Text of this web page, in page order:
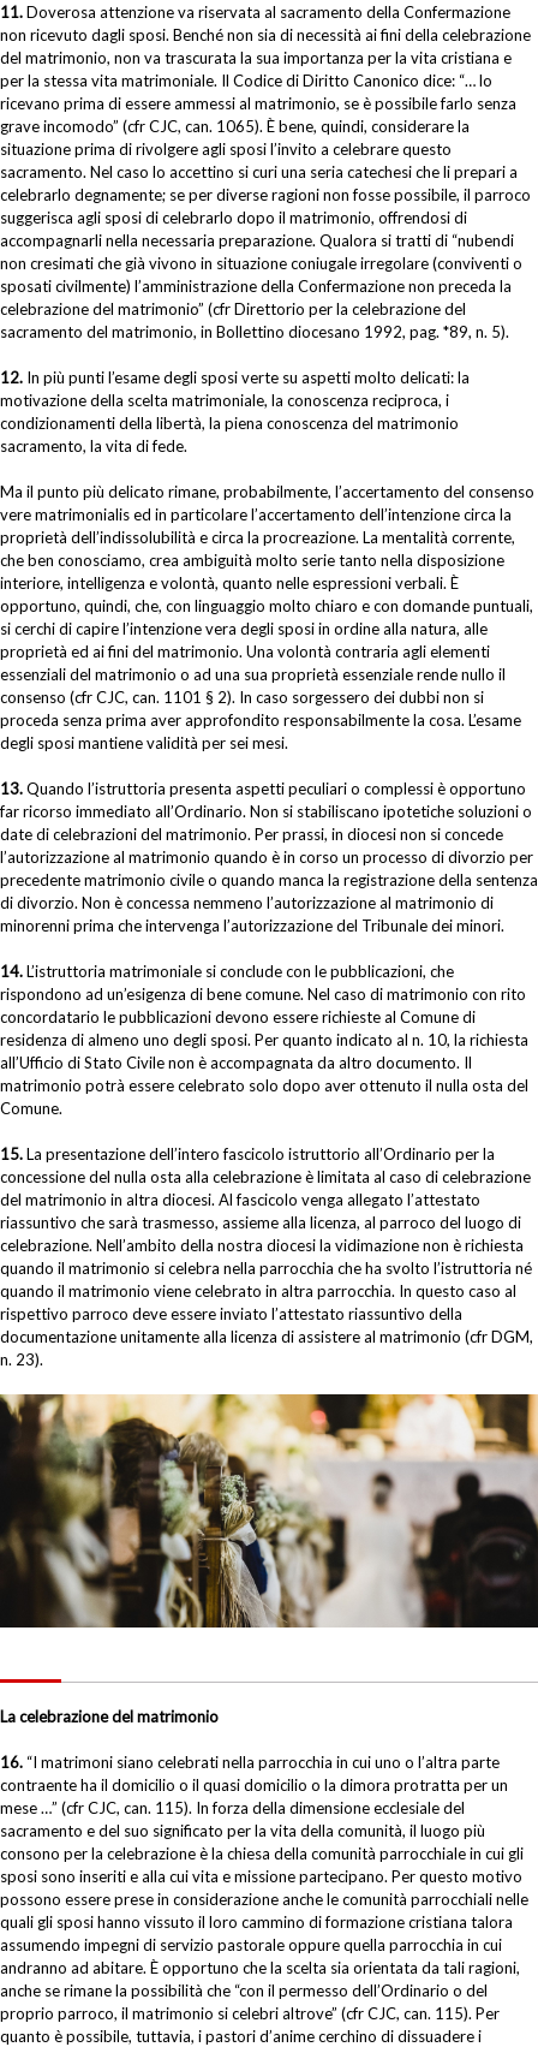
11.Doverosa attenzione va riservata al sacramento della Confermazione
non ricevuto dagli sposi. Benché non sia di necessità ai fini della celebrazione
del matrimonio, non va trascurata la sua importanza per la vita cristiana e
per la stessa vita matrimoniale. Il Codice di Diritto Canonico dice: “… lo
ricevano prima di essere ammessi al matrimonio, se è possibile farlo senza
grave incomodo” (cfr CJC, can. 1065). È bene, quindi, considerare la
situazione prima di rivolgere agli sposi l’invito a celebrare questo
sacramento. Nel caso lo accettino si curi una seria catechesi che li prepari a
celebrarlo degnamente; se per diverse ragioni non fosse possibile, il parroco
suggerisca agli sposi di celebrarlo dopo il matrimonio, offrendosi di
accompagnarli nella necessaria preparazione. Qualora si tratti di “nubendi
non cresimati che già vivono in situazione coniugale irregolare (conviventi o
sposati civilmente) l’amministrazione della Confermazione non preceda la
celebrazione del matrimonio” (cfr Direttorio per la celebrazione del
sacramento del matrimonio, in Bollettino diocesano 1992, pag. *89, n. 5).
12. In più punti l’esame degli sposi verte su aspetti molto delicati: la
motivazione della scelta matrimoniale, la conoscenza reciproca, i
condizionamenti della libertà, la piena conoscenza del matrimonio
sacramento, la vita di fede.
Ma il punto più delicato rimane, probabilmente, l’accertamento del consenso
vere matrimonialis ed in particolare l’accertamento dell’intenzione circa la
proprietà dell’indissolubilità e circa la procreazione. La mentalità corrente,
che ben conosciamo, crea ambiguità molto serie tanto nella disposizione
interiore, intelligenza e volontà, quanto nelle espressioni verbali. È
opportuno, quindi, che, con linguaggio molto chiaro e con domande puntuali,
si cerchi di capire l’intenzione vera degli sposi in ordine alla natura, alle
proprietà ed ai fini del matrimonio. Una volontà contraria agli elementi
essenziali del matrimonio o ad una sua proprietà essenziale rende nullo il
consenso (cfr CJC, can. 1101 § 2). In caso sorgessero dei dubbi non si
proceda senza prima aver approfondito responsabilmente la cosa. L’esame
degli sposi mantiene validità per sei mesi.
13.Quando l’istruttoria presenta aspetti peculiari o complessi è opportuno
far ricorso immediato all’Ordinario. Non si stabiliscano ipotetiche soluzioni o
date di celebrazioni del matrimonio. Per prassi, in diocesi non si concede
l’autorizzazione al matrimonio quando è in corso un processo di divorzio per
precedente matrimonio civile o quando manca la registrazione della sentenza
di divorzio. Non è concessa nemmeno l’autorizzazione al matrimonio di
minorenni prima che intervenga l’autorizzazione del Tribunale dei minori.
14.L’istruttoria matrimoniale si conclude con le pubblicazioni, che
rispondono ad un’esigenza di bene comune. Nel caso di matrimonio con rito
concordatario le pubblicazioni devono essere richieste al Comune di
residenza di almeno uno degli sposi. Per quanto indicato al n. 10, la richiesta
all’Ufficio di Stato Civile non è accompagnata da altro documento. Il
matrimonio potrà essere celebrato solo dopo aver ottenuto il nulla osta del
Comune.
15.La presentazione dell’intero fascicolo istruttorio all’Ordinario per la
concessione del nulla osta alla celebrazione è limitata al caso di celebrazione
del matrimonio in altra diocesi. Al fascicolo venga allegato l’attestato
riassuntivo che sarà trasmesso, assieme alla licenza, al parroco del luogo di
celebrazione. Nell’ambito della nostra diocesi la vidimazione non è richiesta
quando il matrimonio si celebra nella parrocchia che ha svolto l’istruttoria né
quando il matrimonio viene celebrato in altra parrocchia. In questo caso al
rispettivo parroco deve essere inviato l’attestato riassuntivo della
documentazione unitamente alla licenza di assistere al matrimonio (cfr DGM,
n. 23).
La celebrazione del matrimonio
16. “I matrimoni siano celebrati nella parrocchia in cui uno o l’altra parte
contraente ha il domicilio o il quasi domicilio o la dimora protratta per un
mese …” (cfr CJC, can. 115). In forza della dimensione ecclesiale del
sacramento e del suo significato per la vita della comunità, il luogo più
consono per la celebrazione è la chiesa della comunità parrocchiale in cui gli
sposi sono inseriti e alla cui vita e missione partecipano. Per questo motivo
possono essere prese in considerazione anche le comunità parrocchiali nelle
quali gli sposi hanno vissuto il loro cammino di formazione cristiana talora
assumendo impegni di servizio pastorale oppure quella parrocchia in cui
andranno ad abitare. È opportuno che la scelta sia orientata da tali ragioni,
anche se rimane la possibilità che “con il permesso dell’Ordinario o del
proprio parroco, il matrimonio si celebri altrove” (cfr CJC, can. 115). Per
quanto è possibile, tuttavia, i pastori d’anime cerchino di dissuadere i